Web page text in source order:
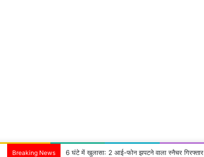
Breaking News 6 घंटे में खुलासा: 2 आई-फोन झपटने वाला स्नैचर गिरफ्तार